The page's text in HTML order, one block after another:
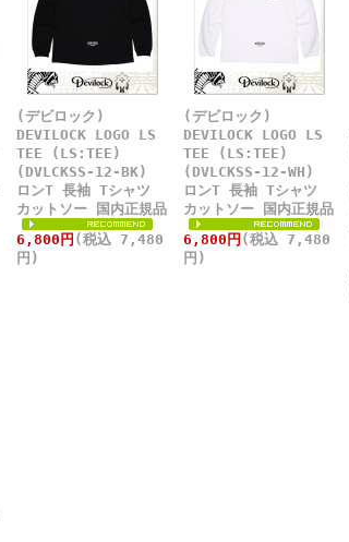
(デビロック)
DEVILOCK LOGO LS
TEE (LS:TEE)
(DVLCKSS-12-BK)
ロンT 長袖 Tシャツ
カットソー 国内正規品
6,800円 (税込 7,480
円)
(デビロック)
DEVILOCK LOGO LS
TEE (LS:TEE)
(DVLCKSS-12-WH)
ロンT 長袖 Tシャツ
カットソー 国内正規品
6,800円 (税込 7,480
円)